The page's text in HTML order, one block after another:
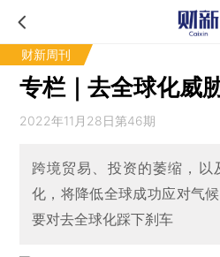
财新周刊
专栏｜去全球化威
2022年11月28日第46期
跨境贸易、投资的萎缩，以
化，将降低全球成功应对气
要对去全球化踩下刹车